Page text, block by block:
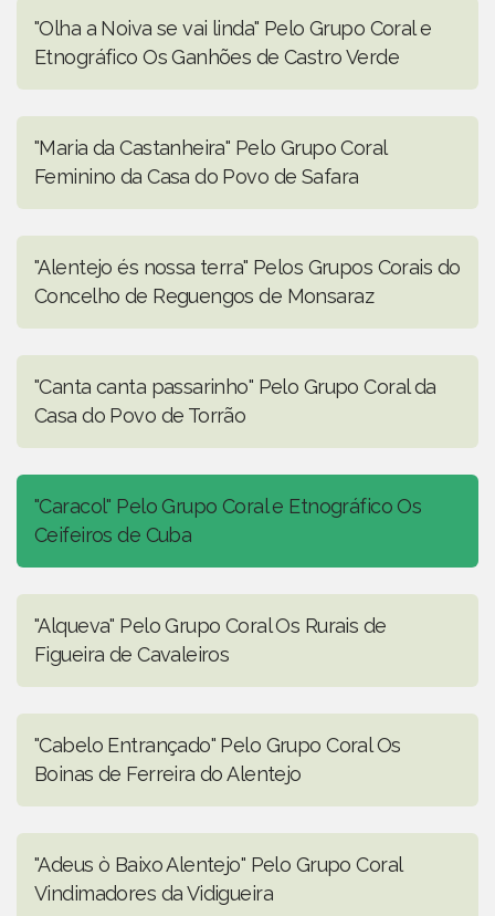
"Olha a Noiva se vai linda" Pelo Grupo Coral e
Etnográfico Os Ganhões de Castro Verde
"Maria da Castanheira" Pelo Grupo Coral
Feminino da Casa do Povo de Safara
"Alentejo és nossa terra" Pelos Grupos Corais do
Concelho de Reguengos de Monsaraz
"Canta canta passarinho" Pelo Grupo Coral da
Casa do Povo de Torrão
"Caracol" Pelo Grupo Coral e Etnográfico Os
Ceifeiros de Cuba
"Alqueva" Pelo Grupo Coral Os Rurais de
Figueira de Cavaleiros
"Cabelo Entrançado" Pelo Grupo Coral Os
Boinas de Ferreira do Alentejo
"Adeus ò Baixo Alentejo" Pelo Grupo Coral
Vindimadores da Vidigueira